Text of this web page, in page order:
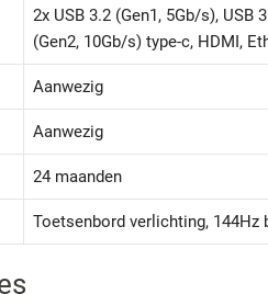
2x USB 3.2 (Gen1, 5Gb/s), USB
(Gen2, 10Gb/s) type-c, HDMI,
Aanwezig
Aanwezig
24 maanden
Toetsenbord verlichting, 144Hz